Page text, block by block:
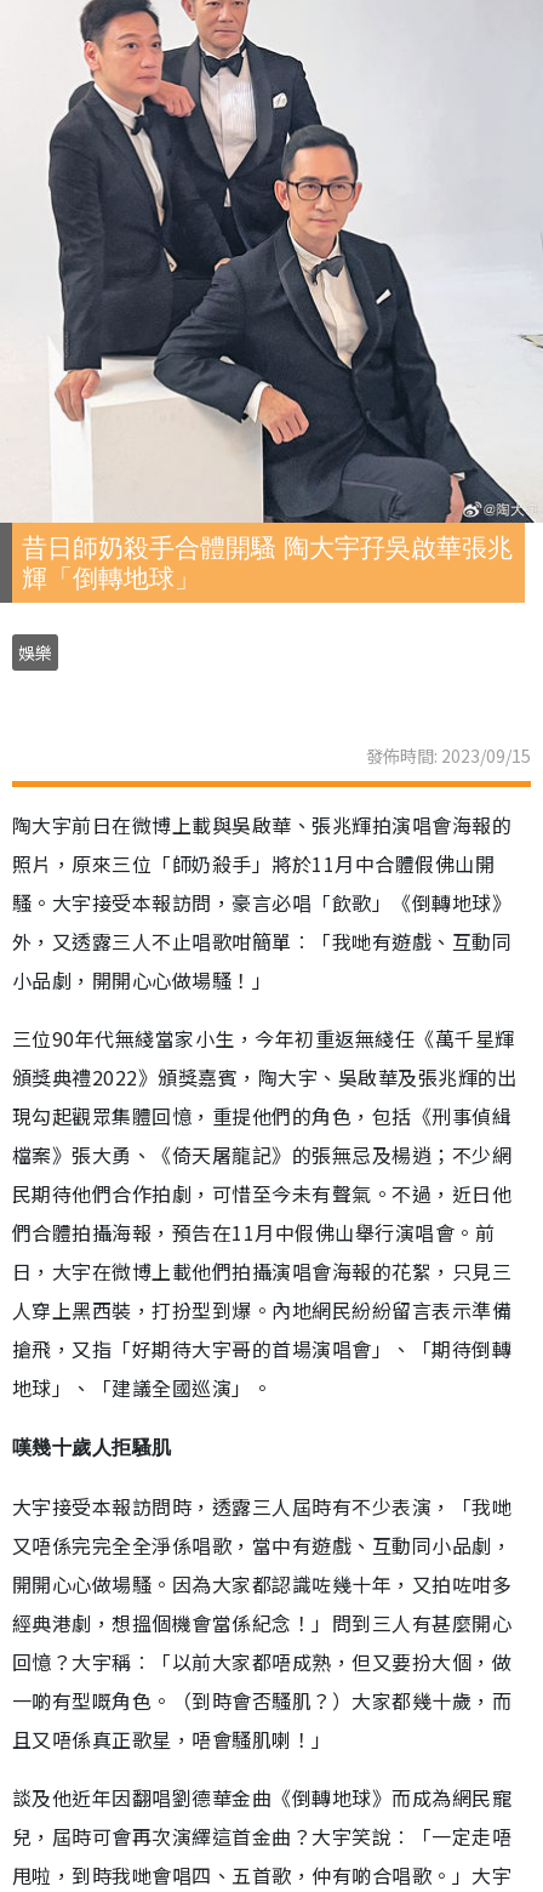
昔日師奶殺手合體開騷 陶大宇孖吳啟華張兆
輝「倒轉地球」
娛樂
發佈時間: 2023/09/15
陶大宇前日在微博上載與吳啟華、張兆輝拍演唱會海報的
照片，原來三位「師奶殺手」將於11月中合體假佛山開
騷。大宇接受本報訪問，豪言必唱「飲歌」《倒轉地球》
外，又透露三人不止唱歌咁簡單︰「我哋有遊戲、互動同
小品劇，開開心心做場騷！」
三位90年代無綫當家小生，今年初重返無綫任《萬千星輝
頒獎典禮2022》頒獎嘉賓，陶大宇、吳啟華及張兆輝的出
現勾起觀眾集體回憶，重提他們的角色，包括《刑事偵緝
檔案》張大勇、《倚天屠龍記》的張無忌及楊逍；不少網
民期待他們合作拍劇，可惜至今未有聲氣。不過，近日他
們合體拍攝海報，預告在11月中假佛山舉行演唱會。前
日，大宇在微博上載他們拍攝演唱會海報的花絮，只見三
人穿上黑西裝，打扮型到爆。內地網民紛紛留言表示準備
搶飛，又指「好期待大宇哥的首場演唱會」、「期待倒轉
地球」、「建議全國巡演」。
嘆幾十歲人拒騷肌
大宇接受本報訪問時，透露三人屆時有不少表演，「我哋
又唔係完完全全淨係唱歌，當中有遊戲、互動同小品劇，
開開心心做場騷。因為大家都認識咗幾十年，又拍咗咁多
經典港劇，想搵個機會當係紀念！」問到三人有甚麼開心
回憶？大宇稱︰「以前大家都唔成熟，但又要扮大個，做
一啲有型嘅角色。（到時會否騷肌？）大家都幾十歲，而
且又唔係真正歌星，唔會騷肌喇！」
談及他近年因翻唱劉德華金曲《倒轉地球》而成為網民寵
兒，屆時可會再次演繹這首金曲？大宇笑說︰「一定走唔
甩啦，到時我哋會唱四、五首歌，仲有啲合唱歌。」大宇